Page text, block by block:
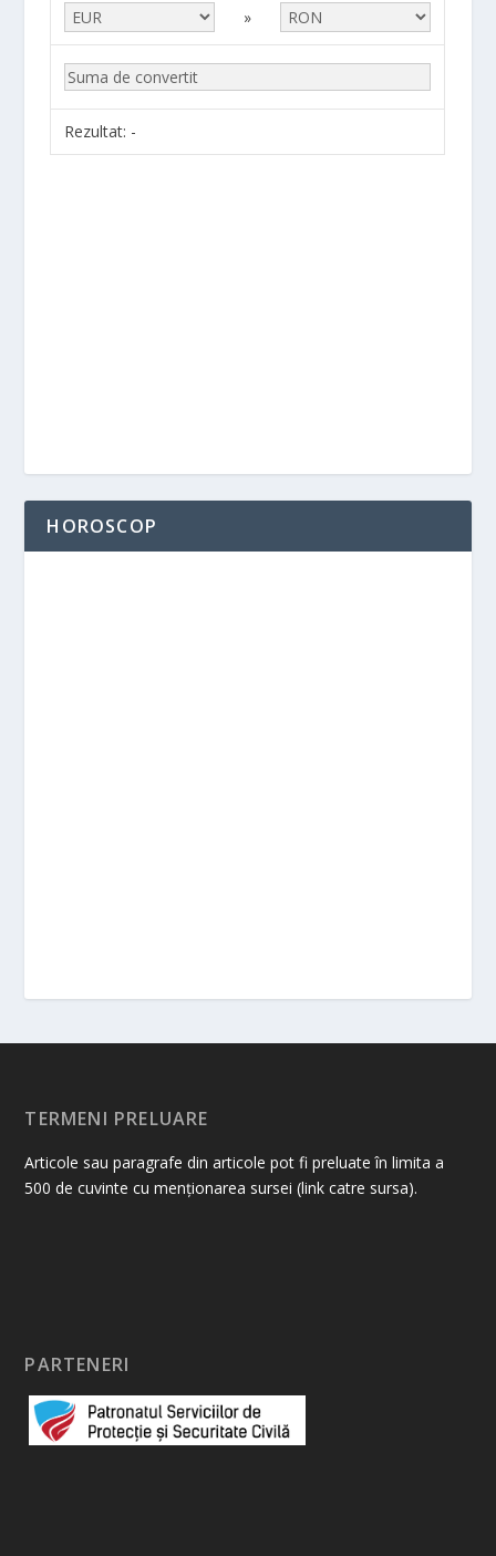
»
Rezultat: -
HOROSCOP
TERMENI PRELUARE
Articole sau paragrafe din articole pot fi preluate în limita a
500 de cuvinte cu menționarea sursei (link catre sursa).
PARTENERI